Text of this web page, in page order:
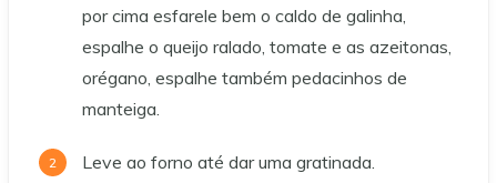
por cima esfarele bem o caldo de galinha,
espalhe o queijo ralado, tomate e as azeitonas,
orégano, espalhe também pedacinhos de
manteiga.
Leve ao forno até dar uma gratinada.